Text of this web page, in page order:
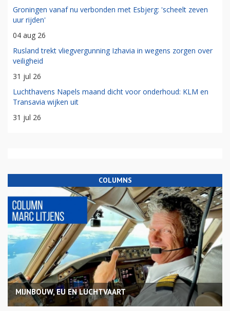
Groningen vanaf nu verbonden met Esbjerg: 'scheelt zeven
uur rijden'
04 aug 26
Rusland trekt vliegvergunning Izhavia in wegens zorgen over
veiligheid
31 jul 26
Luchthavens Napels maand dicht voor onderhoud: KLM en
Transavia wijken uit
31 jul 26
COLUMNS
MIJNBOUW, EU EN LUCHTVAART